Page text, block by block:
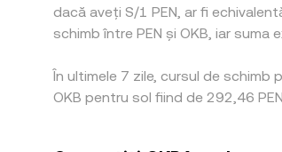
dacă aveți S/1 PEN, ar fi
schimb între PEN și OKB, iar
În ultimele 7 zile, cursul de schimb
OKB pentru sol fiind de 292,46